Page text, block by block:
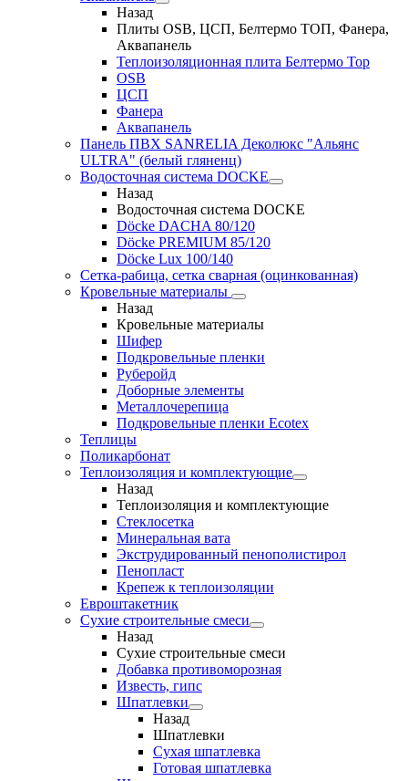
Назад
Плиты OSB, ЦСП, Белтермо ТОП, Фанера,
Аквапанель
Теплоизоляционная плита Белтермо Top
OSB
ЦСП
Фанера
Аквапанель
Панель ПВХ SANRELIA Деколюкс "Альянс
ULTRA" (белый гляненц)
Водосточная система DOCKE
Назад
Водосточная система DOCKE
Döсkе DACHA 80/120
Döcke PREMIUM 85/120
Döсkе Luх 100/140
Сетка-рабица, сетка сварная (оцинкованная)
Кровельные материалы
Назад
Кровельные материалы
Шифер
Подкровельные пленки
Руберойд
Доборные элементы
Металлочерепица
Подкровельные пленки Ecotex
Теплицы
Поликарбонат
Теплоизоляция и комплектующие
Назад
Теплоизоляция и комплектующие
Стеклосетка
Минеральная вата
Экструдированный пенополистирол
Пенопласт
Крепеж к теплоизоляции
Евроштакетник
Сухие строительные смеси
Назад
Сухие строительные смеси
Добавка противоморозная
Известь, гипс
Шпатлевки
Назад
Шпатлевки
Сухая шпатлевка
Готовая шпатлевка